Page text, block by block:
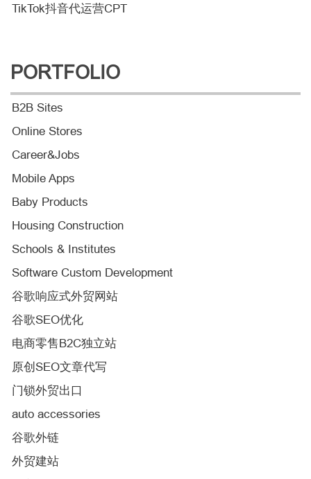
TikTok抖音代运营CPT
PORTFOLIO
B2B Sites
Online Stores
Career&Jobs
Mobile Apps
Baby Products
Housing Construction
Schools & Institutes
Software Custom Development
谷歌响应式外贸网站
谷歌SEO优化
电商零售B2C独立站
原创SEO文章代写
门锁外贸出口
auto accessories
谷歌外链
外贸建站